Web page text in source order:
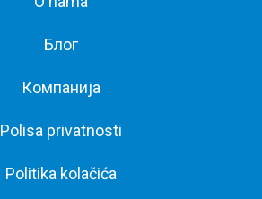
Блог
Компанија
Polisa privatnosti
Politika kolačića